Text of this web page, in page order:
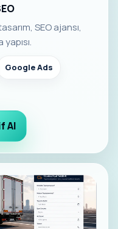
SEO ajansı,
Google Ads
Al